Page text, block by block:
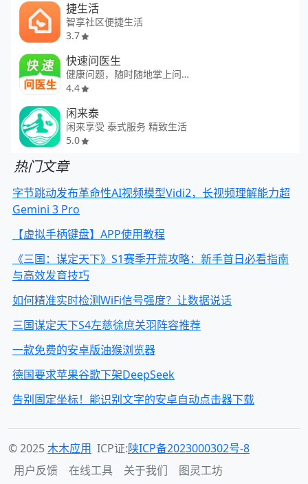
捷生活
智享社区便捷生活
3.7
快速问医生
健康问题，随时随地掌上问医
4.4
闲来泰
闲来享受 泰式服务 精致生活
5.0
热门文章
字节跳动发布革命性AI视频模型Vidi2，长视频理解能力超
Gemini 3 Pro
【虚拟手柄键盘】APP使用教程
《三国：谋定天下》S1赛季开荒攻略：新手首日必看指南
与高效发育技巧
如何精准实时检测WiFi信号强度？让数据说话
三国谋定天下S4左慈徐庶关羽阵容推荐
一款免费的安卓版油猴浏览器
德国要求苹果谷歌下架DeepSeek
告别固定坐标！能识别文字的安卓自动点击器下载
© 2025木木应用 ICP证:陕ICP备2023000302号-8
用户反馈
在线工具 关于我们 图灵工坊